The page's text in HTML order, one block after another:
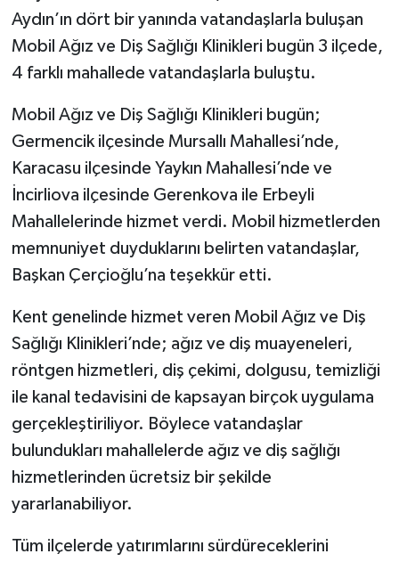
Aydın’ın dört bir yanında vatandaşlarla buluşan
Mobil Ağız ve Diş Sağlığı Klinikleri bugün 3 ilçede,
4 farklı mahallede vatandaşlarla buluştu.
Mobil Ağız ve Diş Sağlığı Klinikleri bugün;
Germencik ilçesinde Mursallı Mahallesi’nde,
Karacasu ilçesinde Yaykın Mahallesi’nde ve
İncirliova ilçesinde Gerenkova ile Erbeyli
Mahallelerinde hizmet verdi. Mobil hizmetlerden
memnuniyet duyduklarını belirten vatandaşlar,
Başkan Çerçioğlu’na teşekkür etti.
Kent genelinde hizmet veren Mobil Ağız ve Diş
Sağlığı Klinikleri’nde; ağız ve diş muayeneleri,
röntgen hizmetleri, diş çekimi, dolgusu, temizliği
ile kanal tedavisini de kapsayan birçok uygulama
gerçekleştiriliyor. Böylece vatandaşlar
bulundukları mahallelerde ağız ve diş sağlığı
hizmetlerinden ücretsiz bir şekilde
yararlanabiliyor.
Tüm ilçelerde yatırımlarını sürdüreceklerini